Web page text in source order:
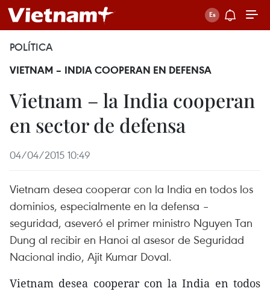
POLÍTICA
VIETNAM – INDIA COOPERAN EN DEFENSA
Vietnam – la India cooperan
en sector de defensa
04/04/2015 10:49
Vietnam desea cooperar con la India en todos los
dominios, especialmente en la defensa –
seguridad, aseveró el primer ministro Nguyen Tan
Dung al recibir en Hanoi al asesor de Seguridad
Nacional indio, Ajit Kumar Doval.
Vietnam desea cooperar con la India en todos